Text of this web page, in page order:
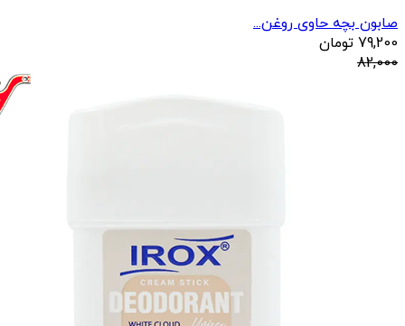
صابون بچه حاوی روغن...
79,200 تومان
82,000